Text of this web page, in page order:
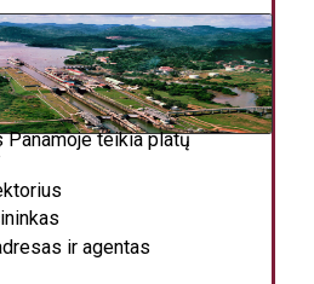
Panamoje teikia platų
ir agentas